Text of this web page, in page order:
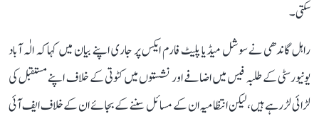
سکتی۔
راہل گاندھی نے سوشل میڈیا پلیٹ فارم ایکس پر جاری اپنے بیان میں کہا کہ الٰہ آباد
یونیورسٹی کے طلبہ فیس میں اضافے اور نشستوں میں کٹوتی کے خلاف اپنے مستقبل کی
لڑائی لڑ رہے ہیں، لیکن انتظامیہ ان کے مسائل سننے کے بجائے ان کے خلاف ایف آئی